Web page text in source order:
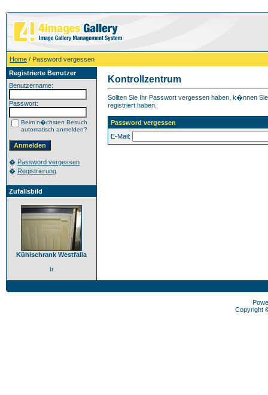
Home / Password vergessen
Registrierte Benutzer
Benutzername:
Passwort:
Beim n�chsten Besuch
automatisch anmelden?
� Password vergessen
� Registrierung
Zufallsbild
Kühlschrank Westfalia
tr
Kontrollzentrum
Sollten Sie Ihr Passwort vergessen haben, k�nnen
registriert haben.
Password vergessen
E-Mail:
Copyright